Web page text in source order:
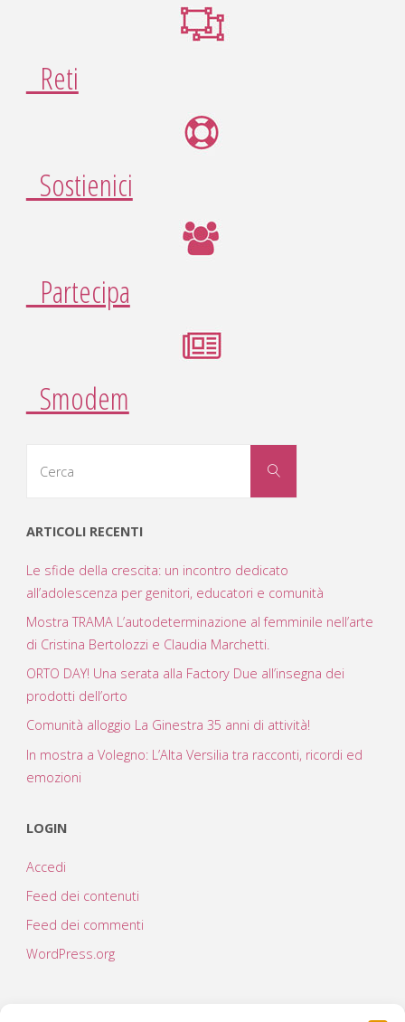
Reti
Sostienici
Partecipa
Smodem
Cerca
ARTICOLI RECENTI
Le sfide della crescita: un incontro dedicato
all’adolescenza per genitori, educatori e comunità
Mostra TRAMA L’autodeterminazione al femminile nell’arte
di Cristina Bertolozzi e Claudia Marchetti.
ORTO DAY! Una serata alla Factory Due all’insegna dei
prodotti dell’orto
Comunità alloggio La Ginestra 35 anni di attività!
In mostra a Volegno: L’Alta Versilia tra racconti, ricordi ed
emozioni
LOGIN
Accedi
Feed dei contenuti
Feed dei commenti
WordPress.org